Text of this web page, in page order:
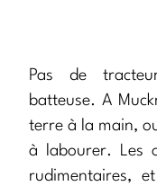
Pas de
batteuse. A
terre à la main,
à labourer. Les
rudimentaires,